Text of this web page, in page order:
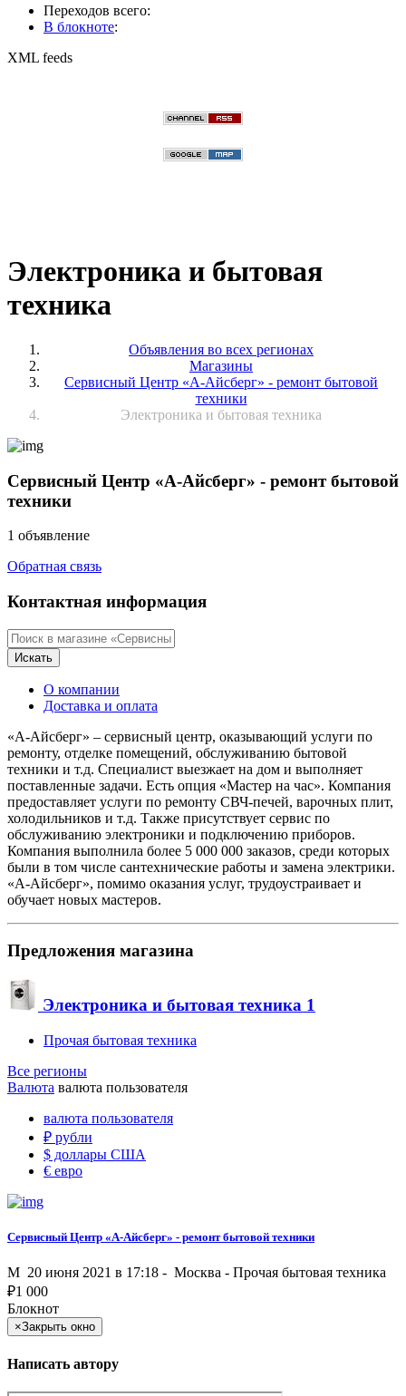
Переходов всего:
В блокноте:
XML feeds
Электроника и бытовая
техника
Объявления во всех регионах
Магазины
Сервисный Центр «А-Айсберг» - ремонт бытовой
техники
Электроника и бытовая техника
Сервисный Центр «А-Айсберг» - ремонт бытовой
техники
1 объявление
Обратная связь
Контактная информация
Искать
О компании
Доставка и оплата
«А-Айсберг» – сервисный центр, оказывающий услуги по
ремонту, отделке помещений, обслуживанию бытовой
техники и т.д. Специалист выезжает на дом и выполняет
поставленные задачи. Есть опция «Мастер на час». Компания
предоставляет услуги по ремонту СВЧ-печей, варочных плит,
холодильников и т.д. Также присутствует сервис по
обслуживанию электроники и подключению приборов.
Компания выполнила более 5 000 000 заказов, среди которых
были в том числе сантехнические работы и замена электрики.
«А-Айсберг», помимо оказания услуг, трудоустраивает и
обучает новых мастеров.
Предложения магазина
Электроника и бытовая техника 1
Прочая бытовая техника
Все регионы
Валюта валюта пользователя
валюта пользователя
₽ рубли
$ доллары США
€ евро
Сервисный Центр «А-Айсберг» - ремонт бытовой техники
M 20 июня 2021 в 17:18 - Москва - Прочая бытовая техника
₽1 000
Блокнот
×Закрыть окно
Написать автору